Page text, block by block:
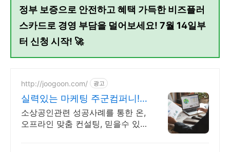
정부 보증으로 안전하고 혜택 가득한 비즈플러
스카드로 경영 부담을 덜어보세요! 7월 14일부
터 신청 시작! 🚀
http://joogoon.com/ 광고
실력있는 마케팅 주군컴퍼니!
광고 성과는 톡톡히!
소상공인관련 성공사례를 통한 온,
오프라인 맞춤 컨설팅, 믿을수 있